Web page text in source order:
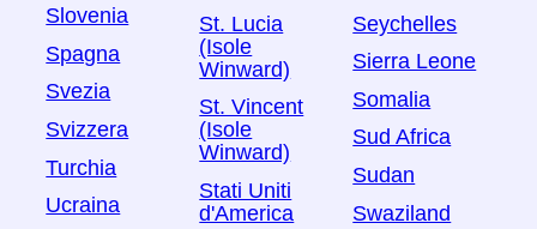
Slovenia
Spagna
Svezia
Svizzera
Turchia
Ucraina
St. Lucia
(Isole
Winward)
St. Vincent
(Isole
Winward)
Stati Uniti
d'America
Seychelles
Sierra Leone
Somalia
Sud Africa
Sudan
Swaziland